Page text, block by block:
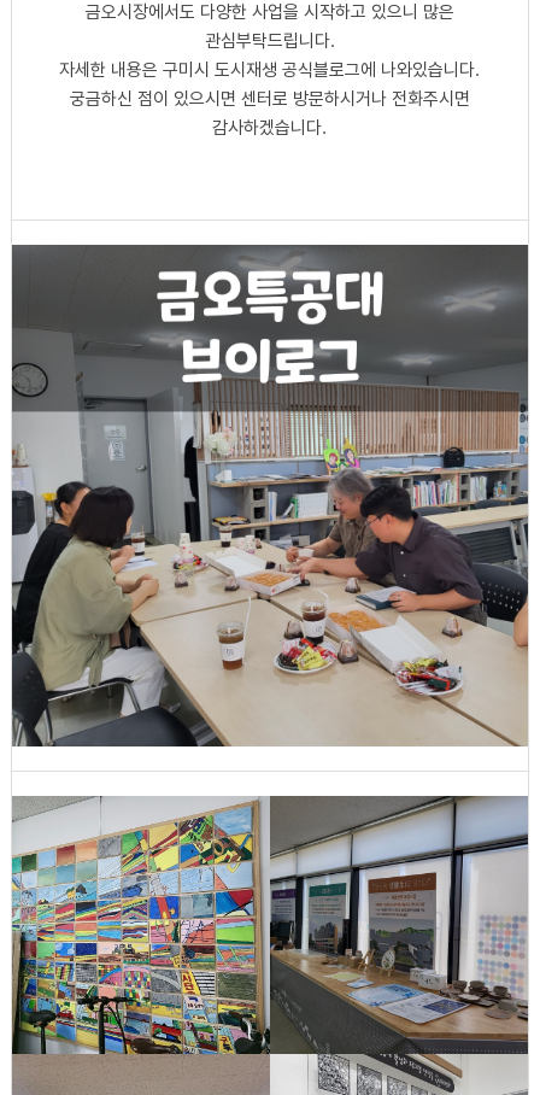
금오시장에서도 다양한 사업을 시작하고 있으니 많은
관심부탁드립니다.
자세한 내용은 구미시 도시재생 공식블로그에 나와있습니다.
궁금하신 점이 있으시면 센터로 방문하시거나 전화주시면
감사하겠습니다.